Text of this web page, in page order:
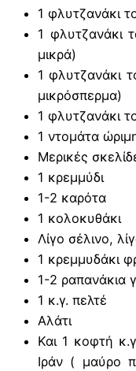
1 φλυτζανάκι
1 φλυτζανάκι
μικρά)
1 φλυτζανάκι
μικρόσπερμα)
1 φλυτζανάκι
1 ντομάτα
Μερικές
1 κρεμμύδι
1-2 καρότα
1 κολοκυθάκι
Λίγο σέλινο,
1 κρεμμυδάκι
1-2 ραπανάκια
1 κ.γ. πελτέ
Αλάτι
Και 1 κοφτή
Ιράν ( μαύρο